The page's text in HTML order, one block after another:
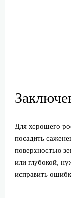
Для хорошего
посадить
поверхностью
или глубокой,
исправить